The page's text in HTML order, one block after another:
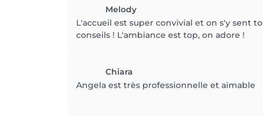
Melody
L'accueil est super convivial et on s'y sent
conseils ! L'ambiance est top, on adore !
Chiara
Angela est très professionnelle et aimable